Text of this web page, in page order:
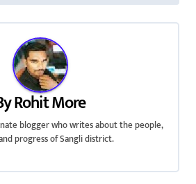
Rohit More
blogger who writes about the people,
progress of Sangli district.